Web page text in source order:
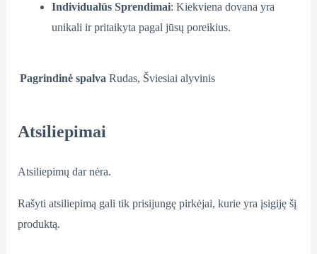
Individualūs Sprendimai: Kiekviena dovana yra
unikali ir pritaikyta pagal jūsų poreikius.
Pagrindinė spalva Rudas, Šviesiai alyvinis
Atsiliepimai
Atsiliepimų dar nėra.
Rašyti atsiliepimą gali tik prisijungę pirkėjai, kurie yra įsigiję šį
produktą.